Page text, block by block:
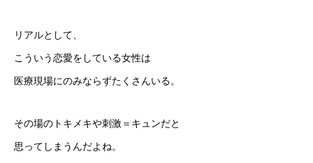
リアルとして、
こういう恋愛をしている女性は
医療現場にのみならずたくさんいる。
その場のトキメキや刺激＝キュンだと
思ってしまうんだよね。